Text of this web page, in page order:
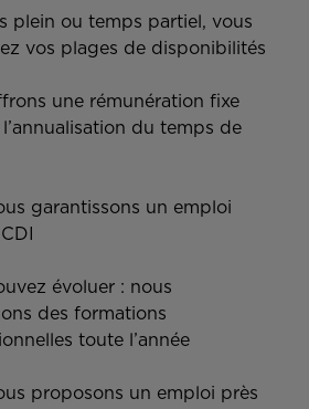
plein ou temps partiel, vous
vos plages de disponibilités
une rémunération fixe
du temps de
garantissons un emploi
évoluer : nous
des formations
toute l’année
proposons un emploi près